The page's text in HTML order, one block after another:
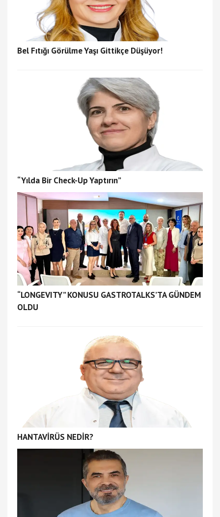
Bel Fıtığı Görülme Yaşı Gittikçe Düşüyor!
“Yılda Bir Check-Up Yaptırın”
“LONGEVITY” KONUSU GASTROTALKS’TA GÜNDEM
OLDU
HANTAVİRÜS NEDİR?